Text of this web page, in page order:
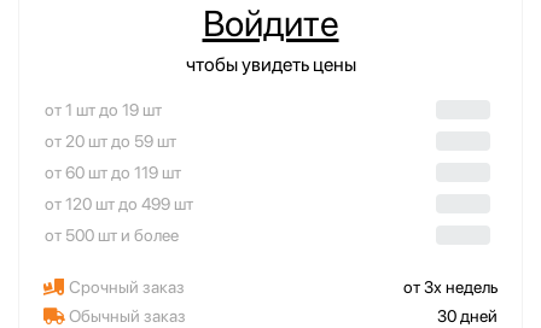
Войдите
чтобы увидеть цены
от 1 шт до 19 шт
от 20 шт до 59 шт
от 60 шт до 119 шт
от 120 шт до 499 шт
от 500 шт и более
Срочный заказ
от 3х недель
Обычный заказ
30 дней